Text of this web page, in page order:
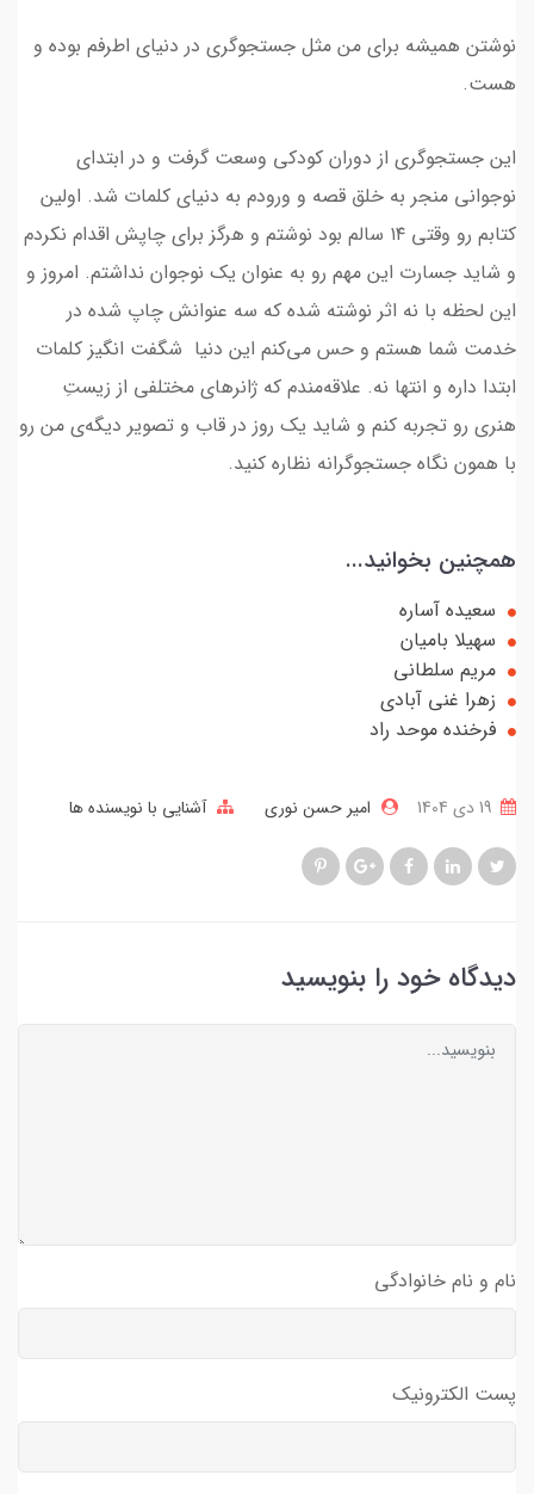
نوشتن همیشه برای من مثل جستجوگری در دنیای اطرفم بوده و
هست.
این جستجوگری از دوران کودکی وسعت گرفت و در ابتدای
نوجوانی منجر به خلق قصه و ورودم به دنیای کلمات شد. اولین
کتابم رو وقتی ۱۴ سالم بود نوشتم و هرگز برای چاپش اقدام نکردم
و شاید جسارت این مهم رو به عنوان یک نوجوان نداشتم. امروز و
این لحظه با نه ‌اثر نوشته شده که سه عنوانش چاپ شده در
خدمت شما هستم و حس می‌کنم این دنیا شگفت انگیز کلمات
ابتدا داره و انتها نه. علاقه‌مندم که ژانرهای مختلفی از زیستِ
هنری رو تجربه کنم و شاید یک روز در قاب و تصویر دیگه‌ی من رو
با همون نگاه جستجوگرانه نظاره کنید.
همچنین بخوانید...
سعیده آساره
سهیلا بامیان
مریم سلطانی
زهرا غنی آبادی
فرخنده موحد راد
امیر حسن نوری آشنایی با نویسنده ها
دیدگاه خود را بنویسید
نام و نام خانوادگی
پست الکترونیک